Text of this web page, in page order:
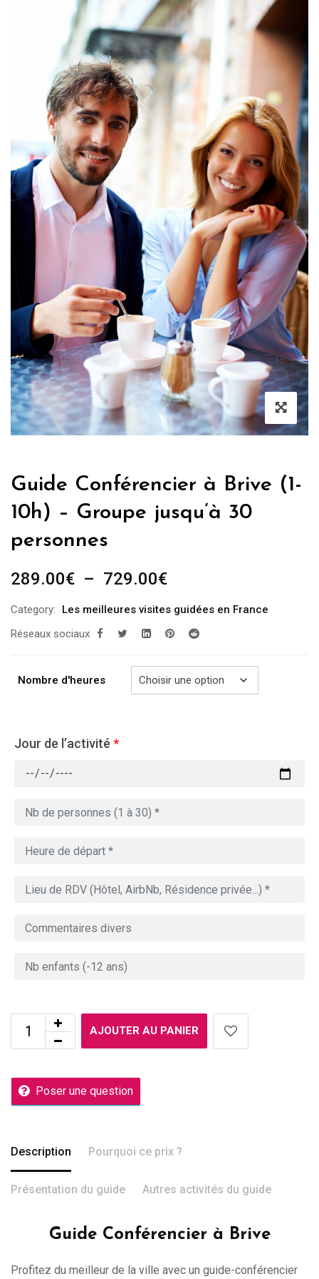
Guide Conférencier à Brive (1-
10h) – Groupe jusqu’à 30
personnes
289.00€ – 729.00€Plage
prix :
289.00€
729.00€
Category:
Les meilleures visites guidées en France
Réseaux sociaux
Nombre d'heures
Jour de l’activité *
AJOUTER AU PANIER
Poser une question
Description Pourquoi ce prix ?
Présentation du guide Autres activités du guide
Guide Conférencier à Brive
Profitez du meilleur de la ville avec un guide-conférencier